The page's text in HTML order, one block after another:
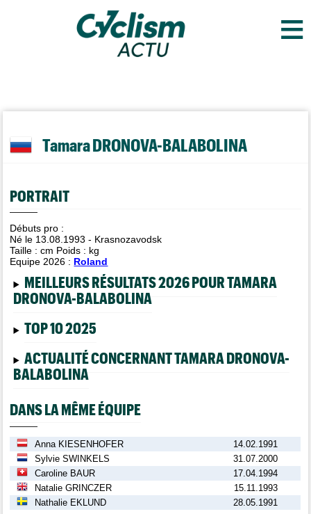
≡
Tamara DRONOVA-BALABOLINA
PORTRAIT
Débuts pro :
Né le 13.08.1993 - Krasnozavodsk
Taille :cm Poids : kg
Equipe 2026 : Roland
MEILLEURS RÉSULTATS 2026 POUR TAMARA
DRONOVA-BALABOLINA
TOP 10 2025
ACTUALITÉ CONCERNANT TAMARA DRONOVA-
BALABOLINA
DANS LA MÊME ÉQUIPE
Anna KIESENHOFER
14.02.1991
Sylvie SWINKELS
31.07.2000
Caroline BAUR
17.04.1994
Natalie GRINCZER
15.11.1993
Nathalie EKLUND
28.05.1991